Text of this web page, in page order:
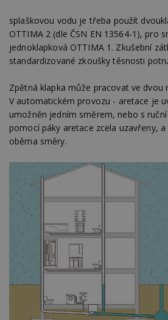
splaškovou vodu je třeba použít
OTTIMA 2 (dle ČSN EN 13564-1), pro
jednoklapková OTTIMA 1. Zkušební
standardizované zkoušky těsnosti
Zpětná klapka může pracovat ve dvou
V automatickém provozu - aretace je
umožněn jedním směrem, nebo s
pomocí páky aretace zcela uzavřeny,
oběma směry.